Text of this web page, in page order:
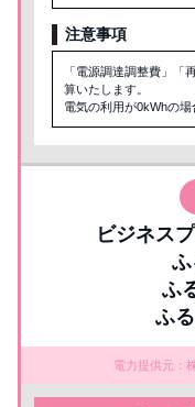
注意事項
「電源調達調整費」「
算いたします。
電気の利用が0kWhの場
ビジネス
ふ
ふ
電力提供元：